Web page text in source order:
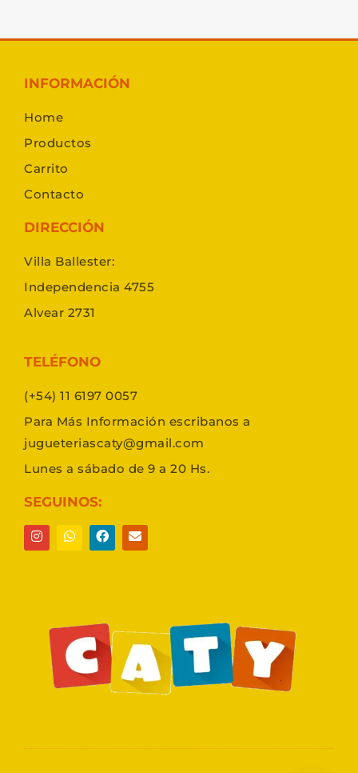
INFORMACIÓN
Home
Productos
Carrito
Contacto
DIRECCIÓN
Villa Ballester:
Independencia 4755
Alvear 2731
TELÉFONO
(+54) 11 6197 0057
Para Más Información escribanos a
jugueteriascaty@gmail.com
Lunes a sábado de 9 a 20 Hs.
SEGUINOS: